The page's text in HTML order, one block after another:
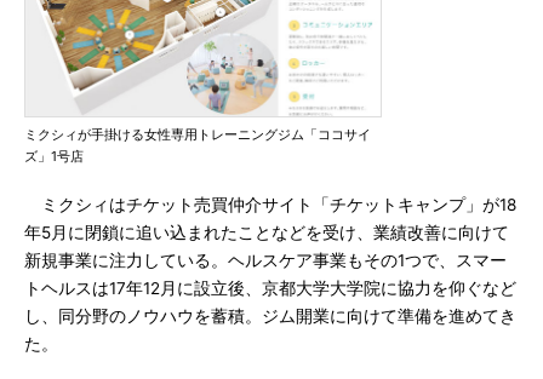
ミクシィが手掛ける女性専用トレーニングジム「ココサイ
ズ」1号店
ミクシィはチケット売買仲介サイト「チケットキャンプ」が18
年5月に閉鎖に追い込まれたことなどを受け、業績改善に向けて
新規事業に注力している。ヘルスケア事業もその1つで、スマー
トヘルスは17年12月に設立後、京都大学大学院に協力を仰ぐなど
し、同分野のノウハウを蓄積。ジム開業に向けて準備を進めてき
た。